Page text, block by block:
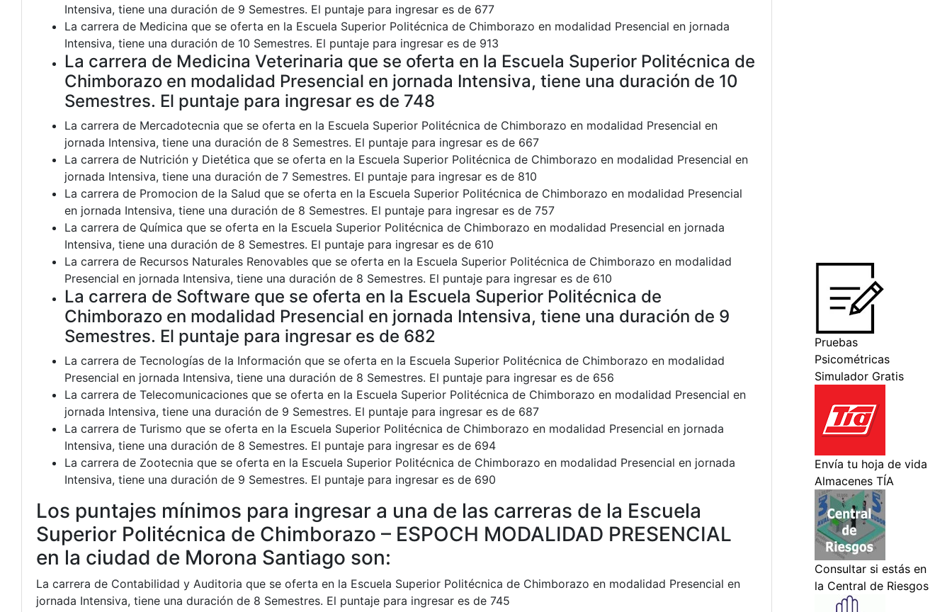
Intensiva, tiene una duración de 9 Semestres. El puntaje para ingresar es de 677
La carrera de Medicina que se oferta en la Escuela Superior Politécnica de Chimborazo en modalidad Presencial en jornada
Intensiva, tiene una duración de 10 Semestres. El puntaje para ingresar es de 913
La carrera de Medicina Veterinaria que se oferta en la Escuela Superior Politécnica de
Chimborazo en modalidad Presencial en jornada Intensiva, tiene una duración de 10
Semestres. El puntaje para ingresar es de 748
La carrera de Mercadotecnia que se oferta en la Escuela Superior Politécnica de Chimborazo en modalidad Presencial en
jornada Intensiva, tiene una duración de 8 Semestres. El puntaje para ingresar es de 667
La carrera de Nutrición y Dietética que se oferta en la Escuela Superior Politécnica de Chimborazo en modalidad Presencial en
jornada Intensiva, tiene una duración de 7 Semestres. El puntaje para ingresar es de 810
La carrera de Promocion de la Salud que se oferta en la Escuela Superior Politécnica de Chimborazo en modalidad Presencial
en jornada Intensiva, tiene una duración de 8 Semestres. El puntaje para ingresar es de 757
La carrera de Química que se oferta en la Escuela Superior Politécnica de Chimborazo en modalidad Presencial en jornada
Intensiva, tiene una duración de 8 Semestres. El puntaje para ingresar es de 610
La carrera de Recursos Naturales Renovables que se oferta en la Escuela Superior Politécnica de Chimborazo en modalidad
Presencial en jornada Intensiva, tiene una duración de 8 Semestres. El puntaje para ingresar es de 610
La carrera de Software que se oferta en la Escuela Superior Politécnica de
Chimborazo en modalidad Presencial en jornada Intensiva, tiene una duración de 9
Semestres. El puntaje para ingresar es de 682
La carrera de Tecnologías de la Información que se oferta en la Escuela Superior Politécnica de Chimborazo en modalidad
Presencial en jornada Intensiva, tiene una duración de 8 Semestres. El puntaje para ingresar es de 656
La carrera de Telecomunicaciones que se oferta en la Escuela Superior Politécnica de Chimborazo en modalidad Presencial en
jornada Intensiva, tiene una duración de 9 Semestres. El puntaje para ingresar es de 687
La carrera de Turismo que se oferta en la Escuela Superior Politécnica de Chimborazo en modalidad Presencial en jornada
Intensiva, tiene una duración de 8 Semestres. El puntaje para ingresar es de 694
La carrera de Zootecnia que se oferta en la Escuela Superior Politécnica de Chimborazo en modalidad Presencial en jornada
Intensiva, tiene una duración de 9 Semestres. El puntaje para ingresar es de 690
Los puntajes mínimos para ingresar a una de las carreras de la Escuela
Superior Politécnica de Chimborazo – ESPOCH MODALIDAD PRESENCIAL
en la ciudad de Morona Santiago son:
La carrera de Contabilidad y Auditoria que se oferta en la Escuela Superior Politécnica de Chimborazo en modalidad Presencial en
jornada Intensiva, tiene una duración de 8 Semestres. El puntaje para ingresar es de 745